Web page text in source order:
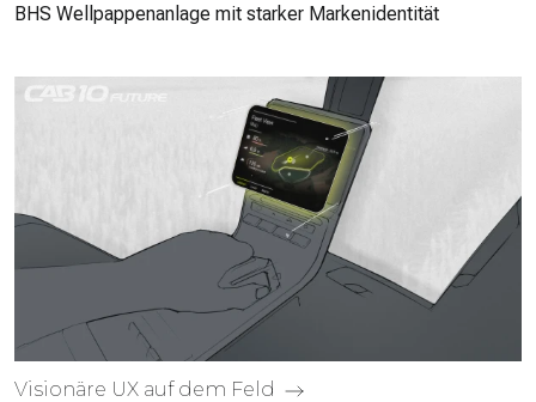
BHS Wellpappenanlage mit starker Markenidentität
Visionäre UX auf dem Feld